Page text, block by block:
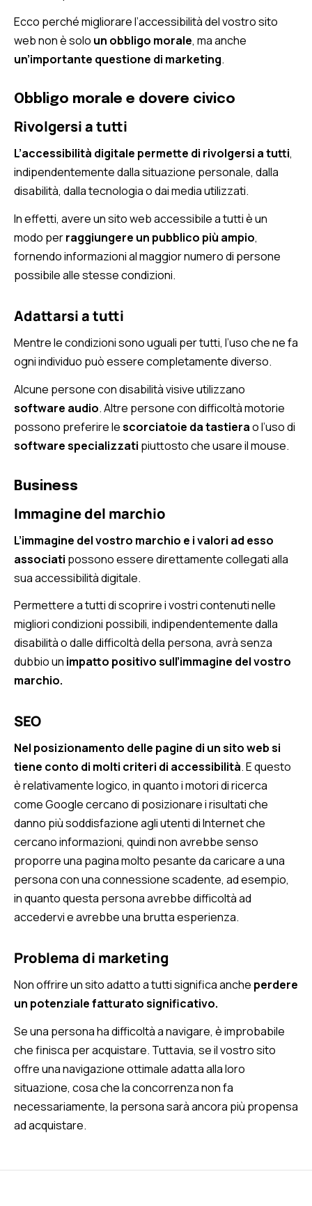
Ecco perché migliorare l’accessibilità del vostro sito
web non è solo un obbligo morale, ma anche
un’importante questione di marketing.
Obbligo morale e dovere civico
Rivolgersi a tutti
L’accessibilità digitale permette di rivolgersi a tutti,
indipendentemente dalla situazione personale, dalla
disabilità, dalla tecnologia o dai media utilizzati.
In effetti, avere un sito web accessibile a tutti è un
modo perraggiungere un pubblico più ampio,
fornendo informazioni al maggior numero di persone
possibile alle stesse condizioni.
Adattarsi a tutti
Mentre le condizioni sono uguali per tutti, l’uso che ne fa
ogni individuo può essere completamente diverso.
Alcune persone con disabilità visive utilizzano
software audio. Altre persone con difficoltà motorie
possono preferire lescorciatoie da tastierao l’uso di
software specializzati piuttosto che usare il mouse.
Business
Immagine del marchio
L’immagine del vostro marchio e i valori ad esso
associati possono essere direttamente collegati alla
sua accessibilità digitale.
Permettere a tutti di scoprire i vostri contenuti nelle
migliori condizioni possibili, indipendentemente dalla
disabilità o dalle difficoltà della persona, avrà senza
dubbio un impatto positivo sull’immagine del vostro
marchio.
SEO
Nel posizionamento delle pagine di un sito web si
tiene conto di molti criteri di accessibilità. E questo
è relativamente logico, in quanto i motori di ricerca
come Google cercano di posizionare i risultati che
danno più soddisfazione agli utenti di Internet che
cercano informazioni, quindi non avrebbe senso
proporre una pagina molto pesante da caricare a una
persona con una connessione scadente, ad esempio,
in quanto questa persona avrebbe difficoltà ad
accedervi e avrebbe una brutta esperienza.
Problema di marketing
Non offrire un sito adatto a tutti significa anche perdere
un potenziale fatturato significativo.
Se una persona ha difficoltà a navigare, è improbabile
che finisca per acquistare. Tuttavia, se il vostro sito
offre una navigazione ottimale adatta alla loro
situazione, cosa che la concorrenza non fa
necessariamente, la persona sarà ancora più propensa
ad acquistare.